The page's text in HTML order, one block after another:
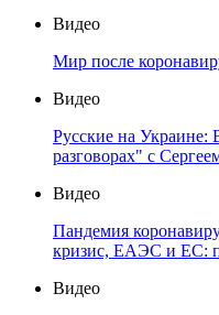
Видео
Мир после
Видео
Русские на Украине:
разговорах" с
Видео
Пандемия
кризис, ЕАЭС и ЕС:
Видео